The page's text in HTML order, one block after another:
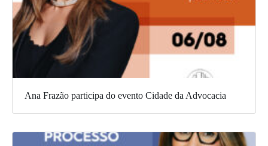
Ana Frazão participa do evento Cidade da Advocacia